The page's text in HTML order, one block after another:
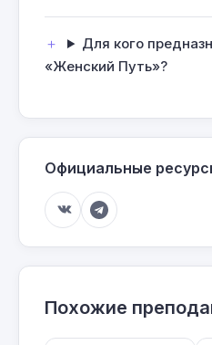
Для кого
«Женский Путь»?
Официальные
Похожие